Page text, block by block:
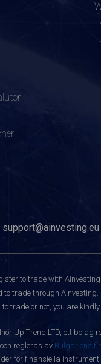
support@ainvesting.eu
to trade with Ainvesting.
to trade through
trade or not, you are
Up Trend LTD, ett bolag
regleras av Bulgariens
för finansiella instrument